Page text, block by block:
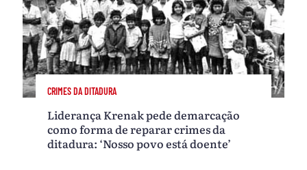
CRIMES DA DITADURA
Liderança Krenak pede demarcação
como forma de reparar crimes da
ditadura: ‘Nosso povo está doente’